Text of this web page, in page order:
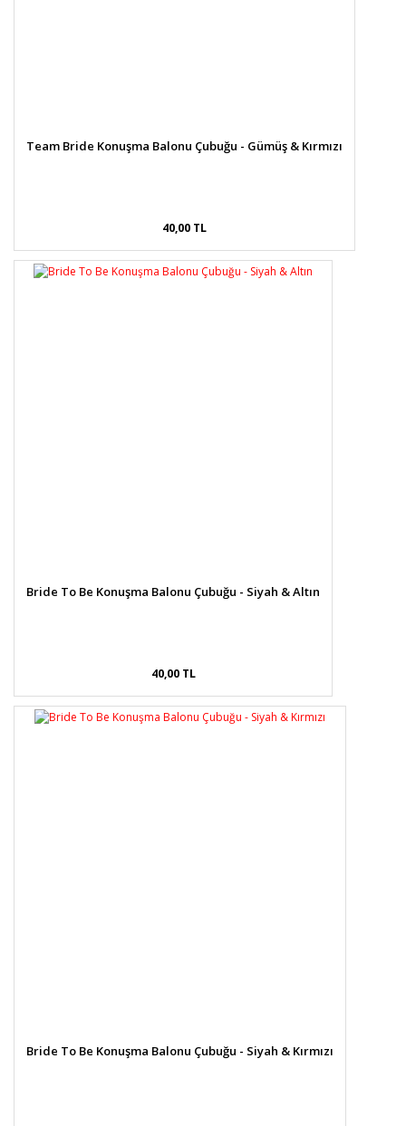
Team Bride Konuşma Balonu Çubuğu - Gümüş & Kırmızı
40,00 TL
Bride To Be Konuşma Balonu Çubuğu - Siyah & Altın
40,00 TL
Bride To Be Konuşma Balonu Çubuğu - Siyah & Kırmızı